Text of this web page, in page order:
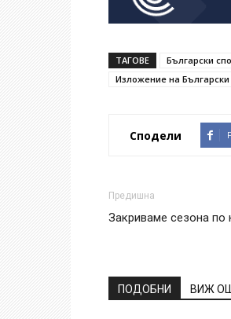
ТАГОВЕ Български
Изложение на Български
Сподели
Предишна
Закриваме сезона по
ПОДОБНИ ВИЖ